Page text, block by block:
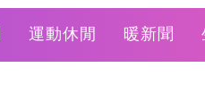
運動休閒 暖新聞